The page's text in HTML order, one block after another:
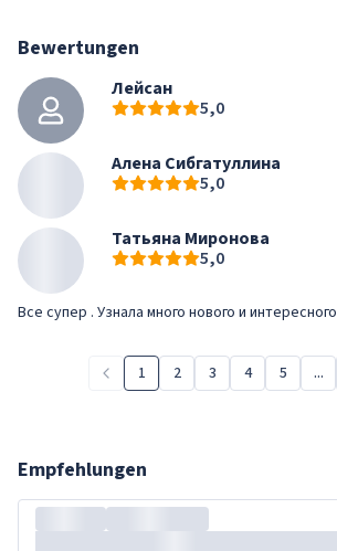
Bewertungen
Лейсан
5,0
Алена Сибгатуллина
5,0
Татьяна Миронова
5,0
Все супер . Узнала много нового и интересного
1 2 3 4 5 ...
Empfehlungen